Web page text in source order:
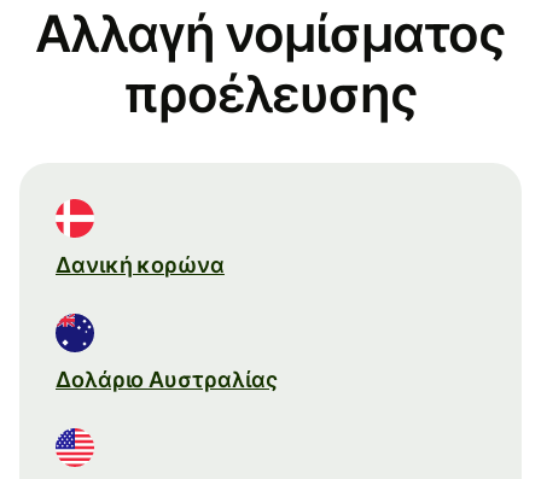
Αλλαγή νομίσματος
προέλευσης
Δανική κορώνα
Δολάριο Αυστραλίας